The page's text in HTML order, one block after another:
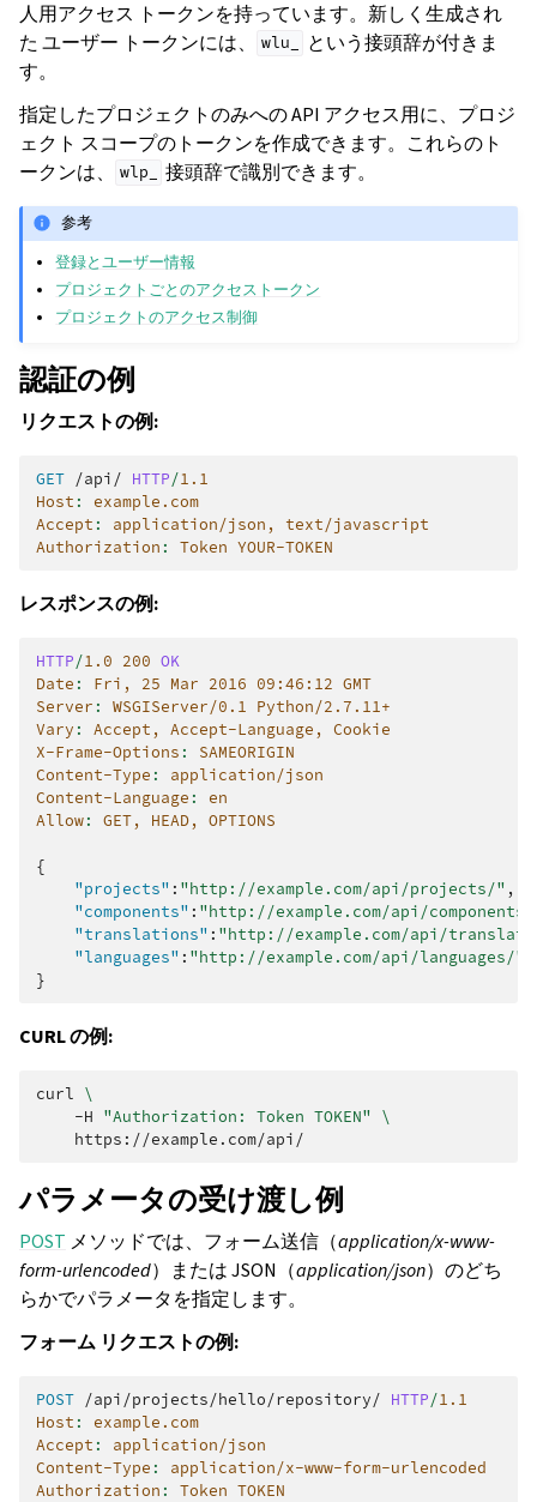
人用アクセス トークンを持っています。新しく生成され
た ユーザー トークンには、
wlu_
という接頭辞が付きま
す。
指定したプロジェクトのみへの API アクセス用に、プロジ
ェクト スコープのトークンを作成できます。これらのト
ークンは、
wlp_ 接頭辞で識別できます。
参考
登録とユーザー情報
プロジェクトごとのアクセストークン
プロジェクトのアクセス制御
認証の例
リクエストの例:
GET /api/ HTTP/1.1
Host :
example.com
Accept :
application/json, text/javascript
Authorization : Token YOUR-TOKEN
レスポンスの例:
HTTP/1.0 200 OK
Date :
Fri, 25 Mar 2016 09:46:12 GMT
Server :
WSGIServer/0.1 Python/2.7.11+
Vary :
Accept, Accept-Language, Cookie
X-Frame-Options :
SAMEORIGIN
Content-Type :
application/json
Content-Language :
en
Allow: GET, HEAD, OPTIONS
{
"projects" : "http://example.com/api/projects/" ,
"components" : "http://example.com/api/
"translations" : "http://example.com/api/
"languages" : "http://example.com/api/languages/"
}
CURL の例:
curl \
-H "Authorization: Token TOKEN" \
パラメータの受け渡し例
POST メソッドでは、フォーム送信（application/x-www-
form-urlencoded）または JSON（application/json）のどち
らかでパラメータを指定します。
フォーム リクエストの例:
POST /api/projects/hello/repository/ HTTP/1.1
Host :
example.com
Accept :
application/json
Content-Type :
application/x-www-form-urlencoded
Authorization : Token TOKEN